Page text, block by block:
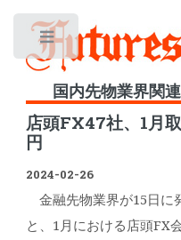
国内先物業界関
店頭FX47社、1月
円
2024-02-26
金融先物業界が15日に
と、1月における店頭FX
Toggle